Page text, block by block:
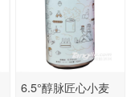
6.5°醇脉匠心小麦